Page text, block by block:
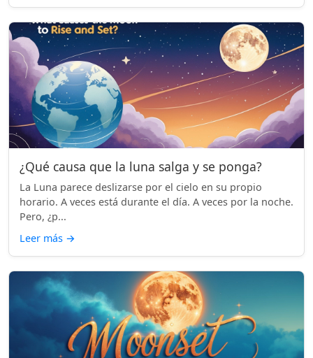
¿Qué causa que la luna salga y se ponga?
La Luna parece deslizarse por el cielo en su propio
horario. A veces está durante el día. A veces por la noche.
Pero, ¿p...
Leer más →